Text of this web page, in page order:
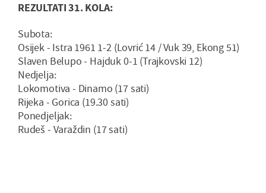
REZULTATI 31. KOLA:
Subota:
Osijek - Istra 1961 1-2 (Lovrić 14 / Vuk 39, Ekong 51)
Slaven Belupo - Hajduk 0-1 (Trajkovski 12)
Nedjelja:
Lokomotiva - Dinamo (17 sati)
Rijeka - Gorica (19.30 sati)
Ponedjeljak:
Rudeš - Varaždin (17 sati)